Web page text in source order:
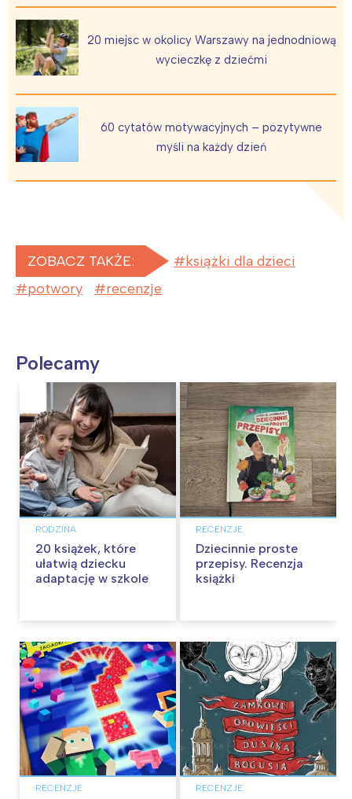
20 miejsc w okolicy Warszawy na jednodniową
wycieczkę z dziećmi
60 cytatów motywacyjnych – pozytywne
myśli na każdy dzień
ZOBACZ TAKŻE:
książki dla dzieci
potwory
recenzje
Polecamy
RODZINA
20 książek, które
ułatwią dziecku
adaptację w szkole
RECENZJE
Dziecinnie proste
przepisy. Recenzja
książki
RECENZJE RECENZJE